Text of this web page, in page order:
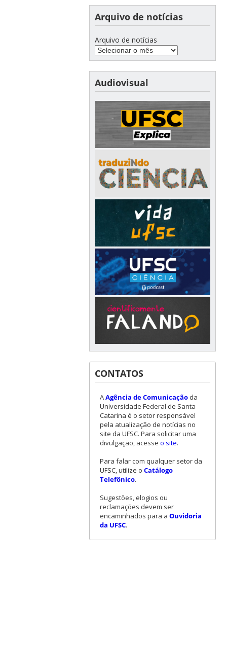
Arquivo de notícias
Arquivo de notícias
Audiovisual
CONTATOS
AAgência de Comunicaçãoda
Universidade Federal de Santa
Catarina é o setor responsável
pela atualização de notícias no
site da UFSC. Para solicitar uma
divulgação, acesse o site.
Para falar com qualquer setor da
UFSC, utilize o Catálogo
Telefônico.
Sugestões, elogios ou
reclamações devem ser
encaminhados para a Ouvidoria
da UFSC.